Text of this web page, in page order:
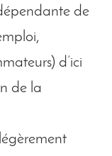
de
d’ici
de la